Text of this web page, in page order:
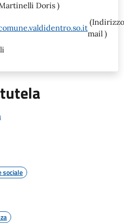
Doris )
(Indirizzo
mail )
sociale